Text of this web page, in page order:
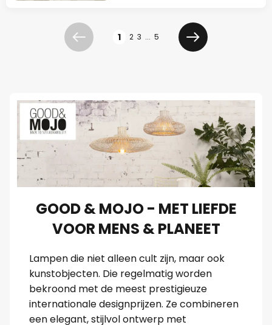
Vorige 1 2 3 ... 5
Volgende
GOOD & MOJO - MET LIEFDE
VOOR MENS & PLANEET
Lampen die niet alleen cult zijn, maar ook
kunstobjecten. Die regelmatig worden
bekroond met de meest prestigieuze
internationale designprijzen. Ze combineren
een elegant, stijlvol ontwerp met